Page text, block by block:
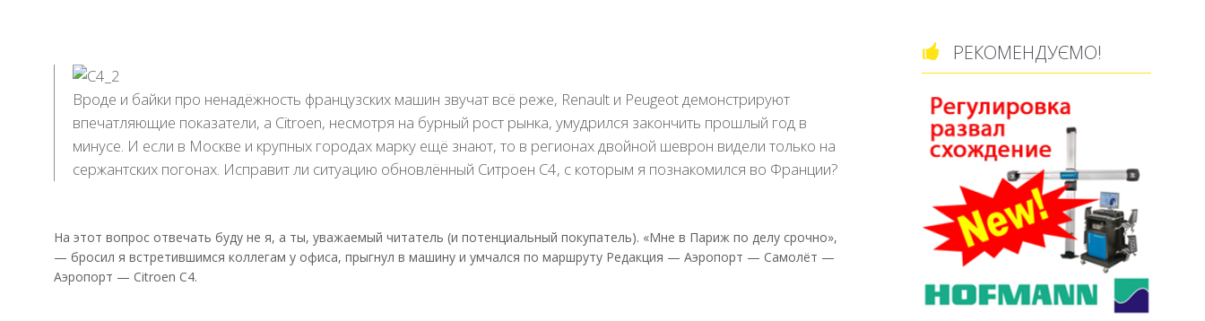
Вроде и байки про ненадёжность французских машин звучат всё реже, Renault и Peugeot демонстрируют
впечатляющие показатели, а Citroen, несмотря на бурный рост рынка, умудрился закончить прошлый год в
минусе. И если в Москве и крупных городах марку ещё знают, то в регионах двойной шеврон видели только на
сержантских погонах. Исправит ли ситуацию обновлённый Ситроен C4, с которым я познакомился во Франции?
На этот вопрос отвечать буду не я, а ты, уважаемый читатель (и потенциальный покупатель). «Мне в Париж по делу срочно»,
— бросил я встретившимся коллегам у офиса, прыгнул в машину и умчался по маршруту Редакция — Аэропорт — Самолёт —
Аэропорт — Citroen C4.
 РЕКОМЕНДУЄМО!